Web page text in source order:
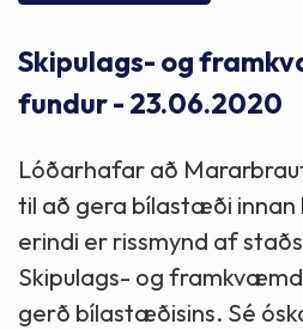
Skipulags- og
fundur - 23.06.2020
Lóðarhafar að
til að gera bílastæði
erindi er rissmynd af
Skipulags- og
gerð bílastæðisins. Sé